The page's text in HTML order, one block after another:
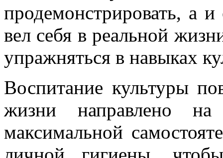
продемонстрировать, а и
вел себя в реальной
упражняться в навыках
Воспитание культуры
жизни направлено на
максимальной